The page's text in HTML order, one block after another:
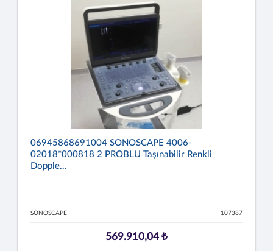
06945868691004 SONOSCAPE 4006-
02018*000818 2 PROBLU Taşınabilir Renkli
Dopple...
SONOSCAPE 107387
569.910,04 ₺